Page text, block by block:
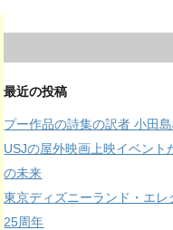
最近の投稿
プー作品の詩集の訳者 小田
USJの屋外映画上映イベント
の未来
東京ディズニーランド・エ
25周年